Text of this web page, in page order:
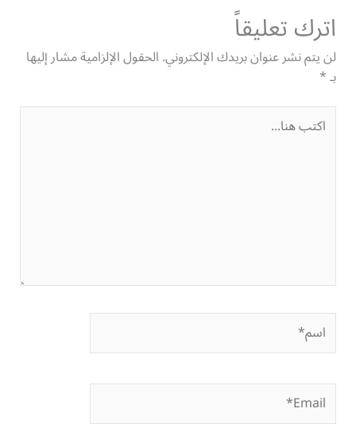
اترك تعليقاً
لن يتم نشر عنوان بريدك الإلكتروني.الحقول الإلزامية مشار إليها
بـ*
اكتب
هنا...
اسم*
Email*